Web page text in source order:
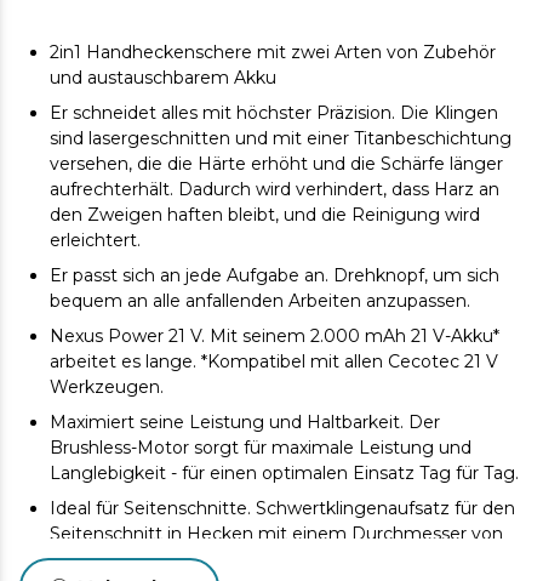
2in1 Handheckenschere mit zwei Arten von Zubehör
und austauschbarem Akku
Er schneidet alles mit höchster Präzision. Die Klingen
sind lasergeschnitten und mit einer Titanbeschichtung
versehen, die die Härte erhöht und die Schärfe länger
aufrechterhält. Dadurch wird verhindert, dass Harz an
den Zweigen haften bleibt, und die Reinigung wird
erleichtert.
Er passt sich an jede Aufgabe an. Drehknopf, um sich
bequem an alle anfallenden Arbeiten anzupassen.
Nexus Power 21 V. Mit seinem 2.000 mAh 21 V-Akku*
arbeitet es lange. *Kompatibel mit allen Cecotec 21 V
Werkzeugen.
Maximiert seine Leistung und Haltbarkeit. Der
Brushless-Motor sorgt für maximale Leistung und
Langlebigkeit - für einen optimalen Einsatz Tag für Tag.
Ideal für Seitenschnitte. Schwertklingenaufsatz für den
Seitenschnitt in Hecken mit einem Durchmesser von
22 mm.